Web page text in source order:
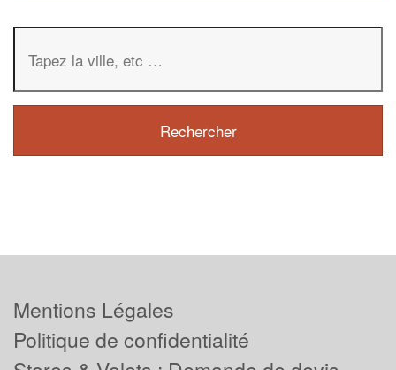
Mentions Légales
Politique de confidentialité